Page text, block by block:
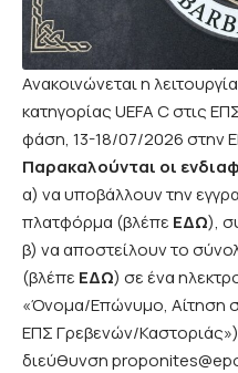
Ανακοινώνεται η
κατηγορίας UEFA C στις
φάση, 13-18/07/2026 στην
Παρακαλούνται οι
α) να υποβάλλουν την
πλατφόρμα (βλέπε ΕΔΩ),
β) να αποστείλουν το
(βλέπε ΕΔΩ) σε ένα
«Όνομα/Επώνυμο, Αίτηση
ΕΠΣ Γρεβενών/
διεύθυνση